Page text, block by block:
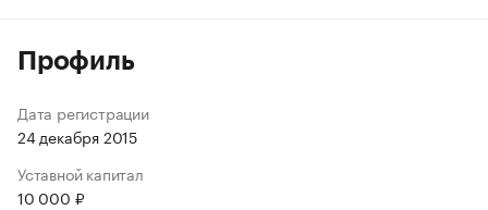
Профиль
Дата регистрации
24 декабря 2015
Уставной капитал
10 000 ₽